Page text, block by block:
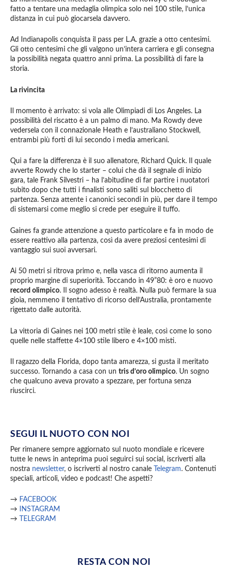
fatto a tentare una medaglia olimpica solo nei 100 stile, l’unica
distanza in cui può giocarsela davvero.
Ad Indianapolis conquista il pass per L.A. grazie a otto centesimi.
Gli otto centesimi che gli valgono un’intera carriera e gli consegna
la possibilità negata quattro anni prima. La possibilità di fare la
storia.
La rivincita
Il momento è arrivato: si vola alle Olimpiadi di Los Angeles. La
possibilità del riscatto è a un palmo di mano. Ma Rowdy deve
vedersela con il connazionale Heath e l’australiano Stockwell,
entrambi più forti di lui secondo i media americani.
Qui a fare la differenza è il suo allenatore, Richard Quick. Il quale
avverte Rowdy che lo starter – colui che dà il segnale di inizio
gara, tale Frank Silvestri – ha l’abitudine di far partire i nuotatori
subito dopo che tutti i finalisti sono saliti sul blocchetto di
partenza. Senza attente i canonici secondi in più, per dare il tempo
di sistemarsi come meglio si crede per eseguire il tuffo.
Gaines fa grande attenzione a questo particolare e fa in modo de
essere reattivo alla partenza, così da avere preziosi centesimi di
vantaggio sui suoi avversari.
Ai 50 metri si ritrova primo e, nella vasca di ritorno aumenta il
proprio margine di superiorità. Toccando in 49”80: è oro e nuovo
record olimpico. Il sogno adesso è realtà. Nulla può fermare la sua
gioia, nemmeno il tentativo di ricorso dell’Australia, prontamente
rigettato dalle autorità.
La vittoria di Gaines nei 100 metri stile è leale, così come lo sono
quelle nelle staffette 4×100 stile libero e 4×100 misti.
Il ragazzo della Florida, dopo tanta amarezza, si gusta il meritato
successo. Tornando a casa con un tris d’oro olimpico. Un sogno
che qualcuno aveva provato a spezzare, per fortuna senza
riuscirci.
SEGUI IL NUOTO CON NOI
Per rimanere sempre aggiornato sul nuoto mondiale e ricevere
tutte le news in anteprima puoi seguirci sui social, iscriverti alla
nostra newsletter, o iscriverti al nostro canale Telegram. Contenuti
speciali, articoli, video e podcast! Che aspetti?
→ FACEBOOK
→ INSTAGRAM
→
TELEGRAM
RESTA CON NOI